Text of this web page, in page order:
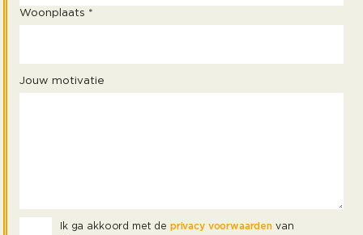
Woonplaats *
Jouw motivatie
Ik ga akkoord met de privacy voorwaarden van